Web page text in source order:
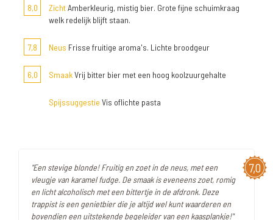
8,0 ZichtAmberkleurig, mistig bier. Grote fijne schuimkraag
welk redelijk blijft staan.
7,8 Neus Frisse fruitige aroma's. Lichte broodgeur
6,0 SmaakVrij bitter bier met een hoog koolzuurgehalte
Spijssuggestie Vis oflichte pasta
7,0
"Een stevige blonde! Fruitig en zoet in de neus, met een
vleugje van karamel fudge. De smaak is eveneens zoet, romig
en licht alcoholisch met een bittertje in de afdronk. Deze
trappist is een genietbier die je altijd wel kunt waarderen en
bovendien een uitstekende begeleider van een kaasplankje!"